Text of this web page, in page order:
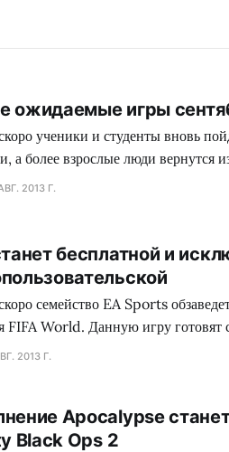
ожидаемые игры
ученики и студенты вновь
а более взрослые люди вернутся
Но разве это может
2013 Г.
бесплатной и
семейство EA Sports
FIFA World. Данную игру готовят
и стран СНГ. Причем
назначен на ноябрь
2013 Г.
Apocalypse
Black Ops 2